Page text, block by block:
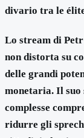
divario tra le
Lo stream di
non distorta su
delle grandi
monetaria. Il suo
complesse
ridurre gli